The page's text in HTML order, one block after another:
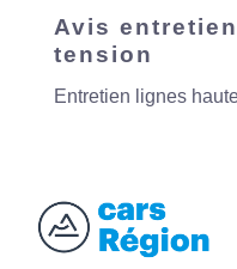
Avis
tension
Entretien lignes